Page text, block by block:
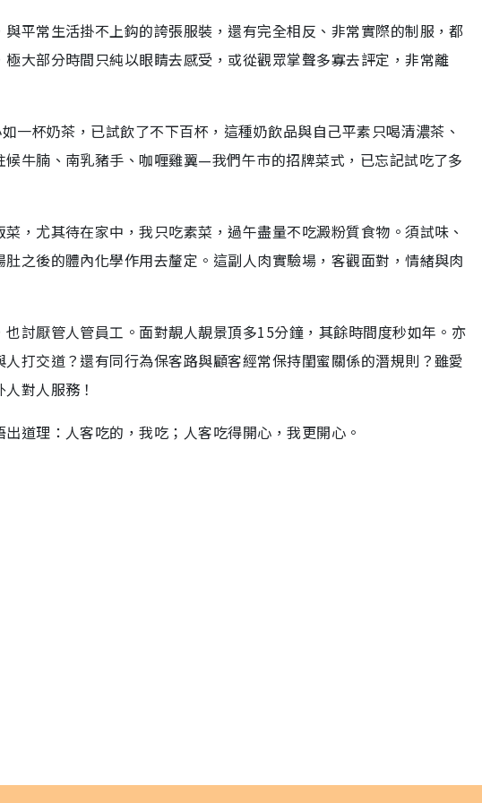
平常生活掛不上鈎的誇張服裝，還有完全相反、非常實際的制服，都
大部分時間只純以眼睛去感受，或從觀眾掌聲多寡去評定，非常離
一杯奶茶，已試飲了不下百杯，這種奶飲品與自己平素只喝清濃茶、
牛腩、南乳豬手、咖喱雞翼—我們午巿的招牌菜式，已忘記試吃了多
，尤其待在家中，我只吃素菜，過午盡量不吃澱粉質食物。須試味、
之後的體內化學作用去釐定。這副人肉實驗場，客觀面對，情緒與肉
討厭管人管員工。面對靚人靚景頂多15分鐘，其餘時間度秒如年。亦
打交道？還有同行為保客路與顧客經常保持閨蜜關係的潛規則？雖愛
對人服務！
道理：人客吃的，我吃；人客吃得開心，我更開心。